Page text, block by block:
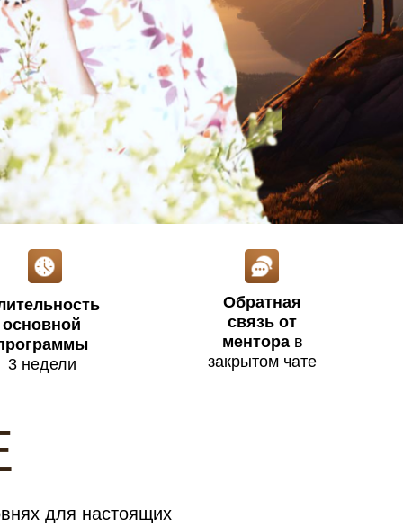
основной
3 недели
Обратная
связь от
менторав
закрытом чате
для настоящих